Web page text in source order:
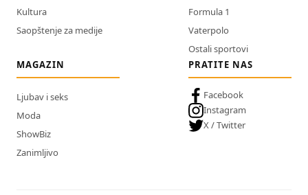
Kultura
Saopštenje za medije
Formula 1
Vaterpolo
Ostali sportovi
MAGAZIN
Ljubav i seks
Moda
ShowBiz
Zanimljivo
PRATITE NAS
Facebook
Instagram
X / Twitter